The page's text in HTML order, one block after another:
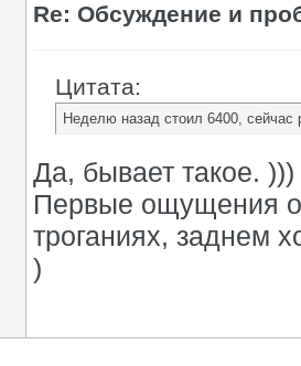
Re: Обсуждение и
Цитата:
Неделю назад стоил 6400,
Да, бывает такое. )))
Первые ощущения
троганиях, заднем
)